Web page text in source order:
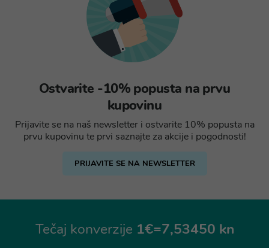
Ostvarite -10% popusta na prvu
kupovinu
Prijavite se na naš newsletter i ostvarite 10% popusta na
prvu kupovinu te prvi saznajte za akcije i pogodnosti!
PRIJAVITE SE NA NEWSLETTER
Tečaj konverzije 1€=7,53450 kn